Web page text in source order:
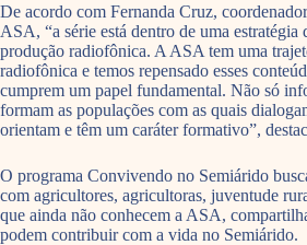
De acordo com Fernanda Cruz,
ASA, “a série está dentro de uma estratégia
produção radiofônica. A ASA tem uma
radiofônica e temos repensado esses
cumprem um papel fundamental. Não só
formam as populações com as quais
orientam e têm um caráter formativo”,
O programa Convivendo no Semiárido
com agricultores, agricultoras, juventude
que ainda não conhecem a ASA,
podem contribuir com a vida no Semiárido.